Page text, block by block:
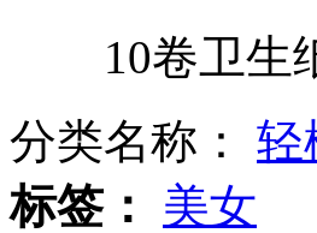
梁朝伟50岁生日刘嘉玲微博直
男子闹市街头孵蛋膜拜“巴神”
10卷卫生
分类名称： 轻
标签：
美女